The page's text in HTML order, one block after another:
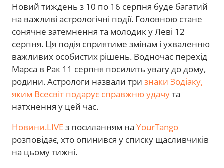
Новий тиждень з 10 по 16 серпня буде багатий
на важливі астрологічні події. Головною стане
сонячне затемнення та молодик у Леві 12
серпня. Ця подія сприятиме змінам і ухваленню
важливих особистих рішень. Водночас перехід
Марса в Рак 11 серпня посилить увагу до дому,
родини. Астрологи назвали три знаки Зодіаку,
яким Всесвіт подарує справжню удачута
натхнення у цей час.
Новини.LIVEз посиланням на YourTango
розповідає, хто опинився у списку щасливчиків
на цьому тижні.